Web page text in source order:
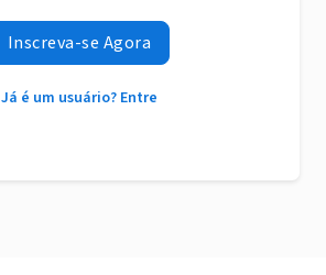
Inscreva-se Agora
Já é um usuário? Entre